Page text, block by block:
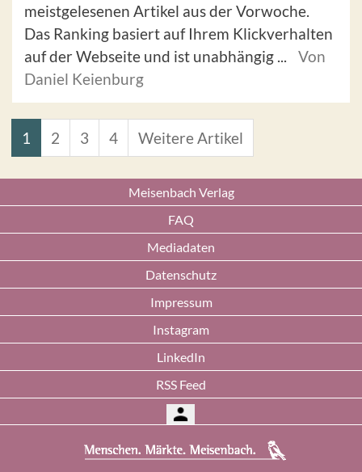
meistgelesenen Artikel aus der Vorwoche.
Das Ranking basiert auf Ihrem Klickverhalten
auf der Webseite und ist unabhängig ...
Von
Daniel Keienburg
1 2 3 4 Weitere Artikel
Meisenbach Verlag
FAQ
Mediadaten
Datenschutz
Impressum
Instagram
LinkedIn
RSS Feed